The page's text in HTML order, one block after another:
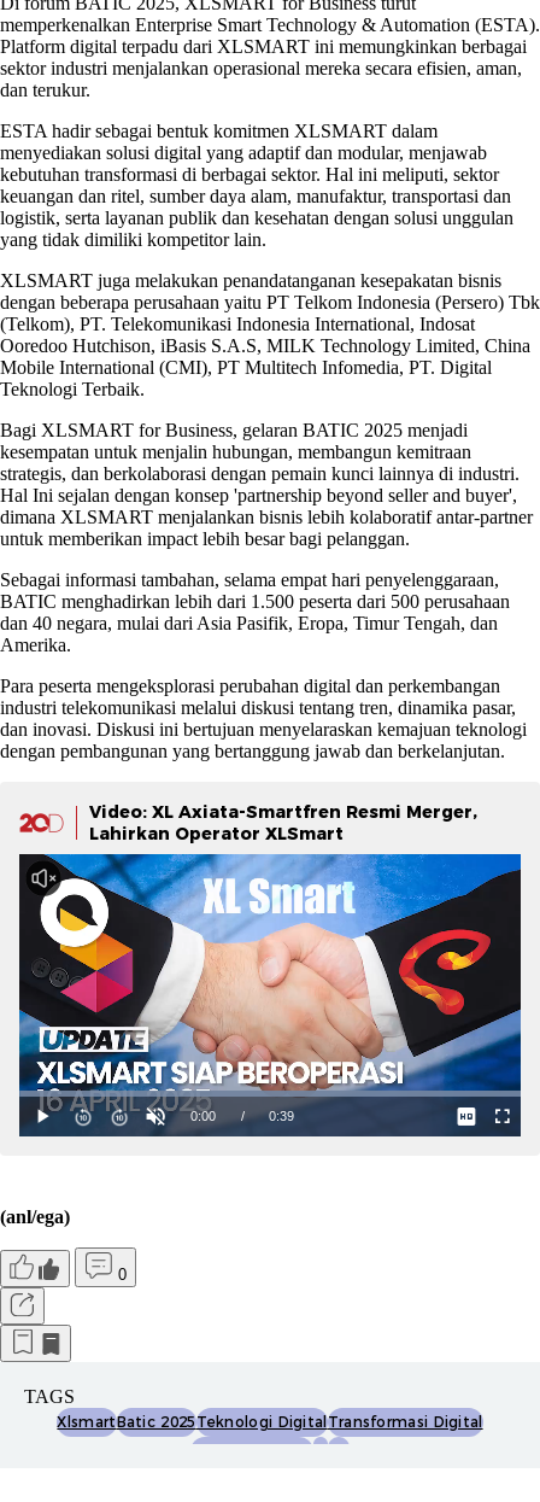
memperkenalkan Enterprise Smart Technology & Automation (ESTA).
Platform digital terpadu dari XLSMART ini memungkinkan berbagai
sektor industri menjalankan operasional mereka secara efisien, aman,
dan terukur.
ESTA hadir sebagai bentuk komitmen XLSMART dalam
menyediakan solusi digital yang adaptif dan modular, menjawab
kebutuhan transformasi di berbagai sektor. Hal ini meliputi, sektor
keuangan dan ritel, sumber daya alam, manufaktur, transportasi dan
logistik, serta layanan publik dan kesehatan dengan solusi unggulan
yang tidak dimiliki kompetitor lain.
XLSMART juga melakukan penandatanganan kesepakatan bisnis
dengan beberapa perusahaan yaitu PT Telkom Indonesia (Persero) Tbk
(Telkom), PT. Telekomunikasi Indonesia International, Indosat
Ooredoo Hutchison, iBasis S.A.S, MILK Technology Limited, China
Mobile International (CMI), PT Multitech Infomedia, PT. Digital
Teknologi Terbaik.
Bagi XLSMART for Business, gelaran BATIC 2025 menjadi
kesempatan untuk menjalin hubungan, membangun kemitraan
strategis, dan berkolaborasi dengan pemain kunci lainnya di industri.
Hal Ini sejalan dengan konsep 'partnership beyond seller and buyer',
dimana XLSMART menjalankan bisnis lebih kolaboratif antar-partner
untuk memberikan impact lebih besar bagi pelanggan.
Sebagai informasi tambahan, selama empat hari penyelenggaraan,
BATIC menghadirkan lebih dari 1.500 peserta dari 500 perusahaan
dan 40 negara, mulai dari Asia Pasifik, Eropa, Timur Tengah, dan
Amerika.
Para peserta mengeksplorasi perubahan digital dan perkembangan
industri telekomunikasi melalui diskusi tentang tren, dinamika pasar,
dan inovasi. Diskusi ini bertujuan menyelaraskan kemajuan teknologi
dengan pembangunan yang bertanggung jawab dan berkelanjutan.
Video: XL Axiata-Smartfren Resmi Merger,
Lahirkan Operator XLSmart
(anl/ega)
0
TAGS
XlsmartBatic 2025Teknologi DigitalTransformasi Digital